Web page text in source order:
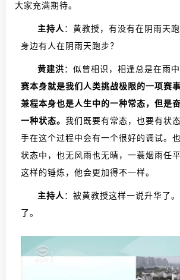
大家充满期待。
主持人 ：黄教授，有没有在阴雨天
身边有人在阴雨天跑步？
黄建洪 ：似曾相识，相逢总是在雨中
赛本身就是我们人类挑战极限的一项赛
兼程本身也是人生中的一种常态，但是
一种状态。 我们既要有常态，也要有状
手在这个过程中会有一个很好的调试。
状态中，也无风雨也无晴，一蓑烟雨任
这样的锤炼，他会更加得不一样。
主持人 ：被黄教授这样一说升华了
了。